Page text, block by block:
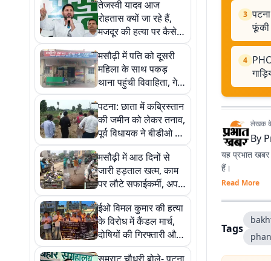
तेजस्वी यादव आज
रोहतास क्यों जा रहे हैं,
मजदूर की हत्या पर कैसे
चढ़ायेंगे राजनीतिक रंग,
जानिए पूरी कहानी…
मसौढ़ी में पति को दूसरी
महिला के साथ पकड़
थाना पहुंची विवाहिता, गेट
पर ही पति-पत्नी में मारपीट
पटना: छाता में कब्रिस्तान
की जमीन को लेकर तनाव,
पूर्व विधायक ने बीडीओ पर
लगाए गंभीर आरोप
मसौढ़ी में आठ दिनों से
जारी हड़ताल खत्म, काम
पर लौटे सफाईकर्मी, अपनी
मांगों को लेकर धरना दे रहे
थे
ईओ विमल कुमार की हत्या
के विरोध में कैंडल मार्च,
दोषियों की गिरफ्तारी और
मुआवजा समेत सरकारी
3
फूंकी
4
लेखक के
By
यह प्रभात
हैं।
Read More
Tags